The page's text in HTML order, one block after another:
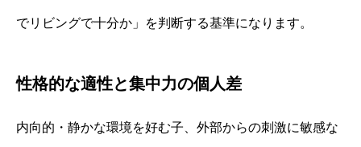
でリビングで十分か」を判断する基準になります。
性格的な適性と集中力の個人差
内向的・静かな環境を好む子、外部からの刺激に敏感な